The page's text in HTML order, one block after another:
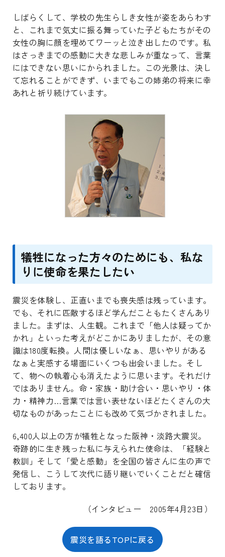
しばらくして、学校の先生らしき女性が姿をあらわす
と、これまで気丈に振る舞っていた子どもたちがその
女性の胸に顔を埋めてワーッと泣き出したのです。私
はさっきまでの感動に大きな悲しみが重なって、言葉
にはできない思いにかられました。この光景は、決し
て忘れることができず、いまでもこの姉弟の将来に幸
あれと祈り続けています。
犠牲になった方々のためにも、私な
りに使命を果たしたい
震災を体験し、正直いまでも喪失感は残っています。
でも、それに匹敵するほど学んだこともたくさんあり
ました。まずは、人生観。これまで「他人は疑ってか
かれ」といった考えがどこかにありましたが、その意
識は180度転換。人間は優しいなぁ、思いやりがある
なぁと実感する場面にいくつも出会いました。そし
て、物への執着心も消えたように思います。それだけ
ではありません。命・家族・助け合い・思いやり・体
力・精神力…言葉では言い表せないほどたくさんの大
切なものがあったことにも改めて気づかされました。
6,400人以上の方が犠牲となった阪神・淡路大震災。
奇跡的に生き残った私に与えられた使命は、「経験と
教訓」そして「愛と感動」を全国の皆さんに生の声で
発信し、こうして次代に語り継いでいくことだと確信
しております。
（インタビュー 2005年4月23日）
震災を語るTOPに戻る